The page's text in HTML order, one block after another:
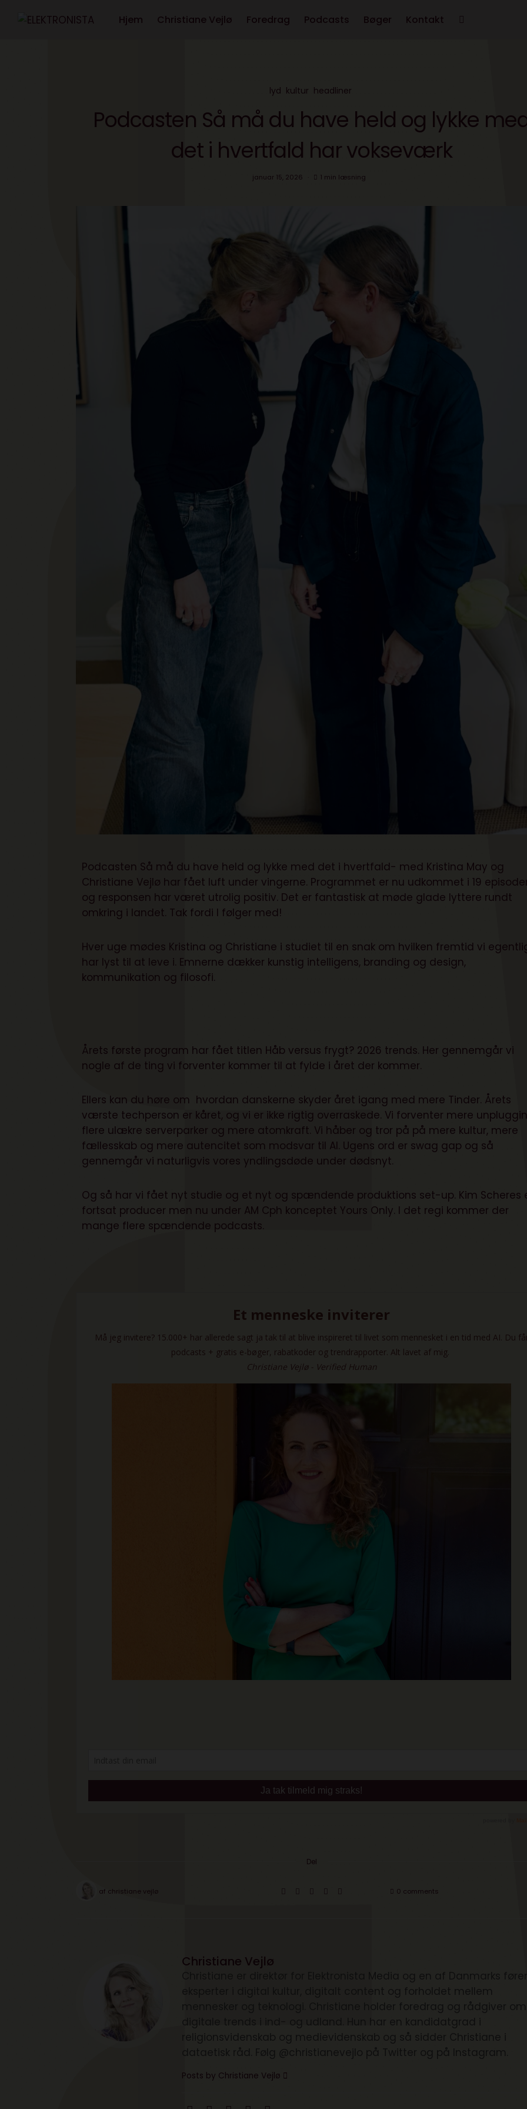
Email
Hjem Christiane Vejlø Foredrag Podcasts Bøger Kontakt
lyd kultur headliner
Podcasten Så må du have held og lykke
det i hvertfald har vokseværk
januar 15, 2026 1 min læsning
Podcasten Så må du have held og lykke med det i hvertfald- med Kristina May og
Christiane Vejlø har fået luft under vingerne. Programmet er nu udkommet i 19
og responsen har været utrolig positiv. Det er fantastisk at møde glade lyttere rundt
omkring i landet. Tak fordi I følger med!
Hver uge mødes Kristina og Christiane i studiet til en snak om hvilken fremtid vi
har lyst til at leve i. Emnerne dækker kunstig intelligens, branding og design,
kommunikation og filosofi.
Årets første program har fået titlen Håb versus frygt? 2026 trends. Her gennemgår vi
nogle af de ting vi forventer kommer til at fylde i året der kommer.
Ellers kan du høre om hvordan danskerne skyder året igang med mere Tinder. Årets
værste techperson er kåret, og vi er ikke rigtig overraskede. Vi forventer mere
flere ulækre serverparker og mere atomkraft. Vi håber og tror på på mere kultur, mere
fællesskab og mere autencitet som modsvar til AI. Ugens ord er swag gap og så
gennemgår vi naturligvis vores yndlingsdøde under dødsnyt.
Og så har vi fået nyt studie og et nyt og spændende produktions set-up. Kim Scheres
fortsat producer men nu under AM Cph konceptet Yours Only. I det regi kommer der
mange flere spændende podcasts.
Del
af christiane vejlø 0 comments
Christiane Vejlø
Posts by Christiane Vejlø